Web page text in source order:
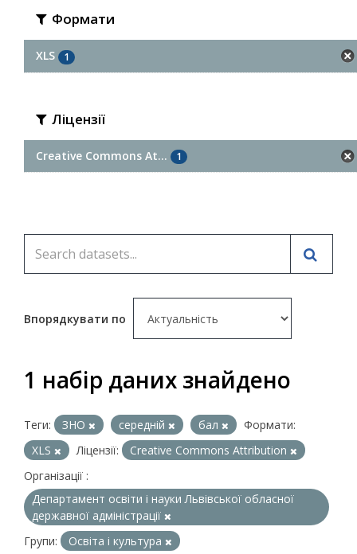
Формати
XLS 1
Ліцензії
Creative Commons At... 1
Впорядкувати по
1 набір даних знайдено
Теги: ЗНО середній бал
Формати:
XLS
Ліцензії:
Creative Commons Attribution
Організації :
Департамент освіти і науки Львівської обласної
державної адміністрації
Групи:
Освіта і культура